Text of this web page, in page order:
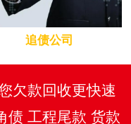
追债公司
欠款回收更快速
债 工程尾款 货款